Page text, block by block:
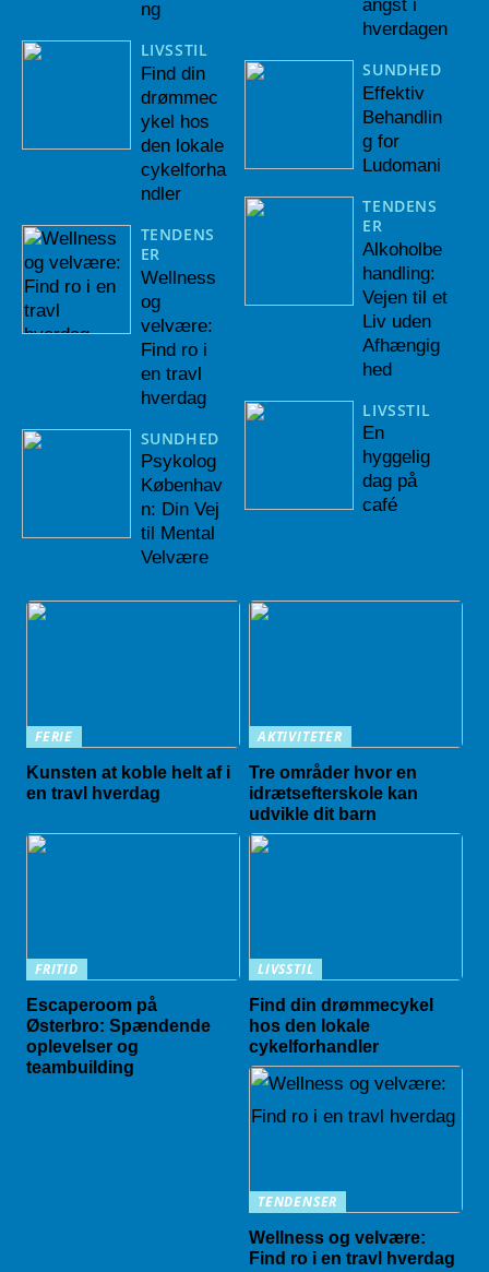
ng
LIVSSTIL
Find din
drømmec
ykel hos
den lokale
cykelforha
ndler
TENDENS
ER
Wellness
og
velvære:
Find ro i
en travl
hverdag
SUNDHED
Psykolog
Københav
n: Din Vej
til Mental
Velvære
angst i
hverdagen
SUNDHED
Effektiv
Behandlin
g for
Ludomani
TENDENS
ER
Alkoholbe
handling:
Vejen til et
Liv uden
Afhængig
hed
LIVSSTIL
En
hyggelig
dag på
café
FERIE
Kunsten at koble helt af i
en travl hverdag
AKTIVITETER
Tre områder hvor en
idrætsefterskole kan
udvikle dit barn
FRITID
Escaperoom på
Østerbro: Spændende
oplevelser og
teambuilding
LIVSSTIL
Find din drømmecykel
hos den lokale
cykelforhandler
TENDENSER
Wellness og velvære:
Find ro i en travl hverdag